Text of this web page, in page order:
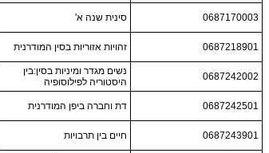
0687170003 סינית שנה א'
0687218901 זהויות אזוריות בסין המודרנית
0687242002
נשים מגדר ומיניות בסין:בין
היסטוריה לפילוסופיה
0687242501 דת וחברה ביפן המודרנית
0687243901 חיים בין תרבויות